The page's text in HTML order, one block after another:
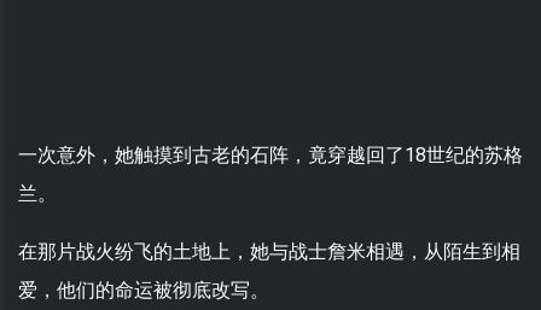
一次意外，她触摸到古老的石阵，竟穿越回了18世纪的苏格
兰。
在那片战火纷飞的土地上，她与战士詹米相遇，从陌生到相
爱，他们的命运被彻底改写。